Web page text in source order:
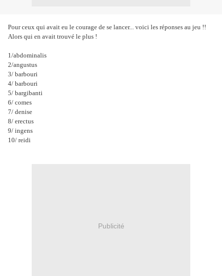
Pour ceux qui avait eu le courage de se lancer... voici les réponses au jeu !!
Alors qui en avait trouvé le plus !
1/abdominalis
2/angustus
3/ barbouri
4/ barbouri
5/ bargibanti
6/ comes
7/ denise
8/ erectus
9/ ingens
10/ reidi
Publicité